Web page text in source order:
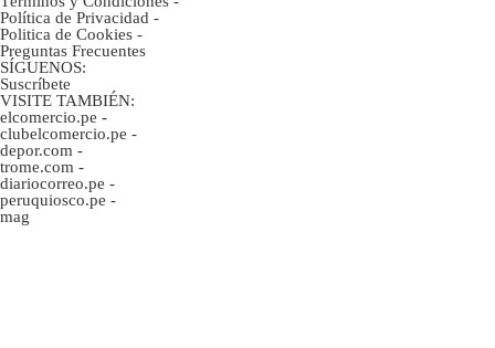
Política de Privacidad -
Politica de Cookies -
Preguntas Frecuentes
SÍGUENOS:
Suscríbete
VISITE TAMBIÉN:
elcomercio.pe -
clubelcomercio.pe -
depor.com -
trome.com -
diariocorreo.pe -
peruquiosco.pe -
mag